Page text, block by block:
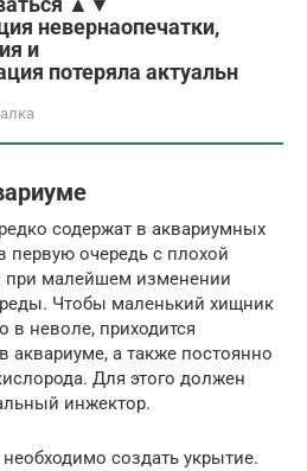
невернаопечатки,
и
потеряла актуальн
содержат в аквариумных
первую очередь с плохой
малейшем изменении
Чтобы маленький хищник
в неволе, приходится
аквариуме, а также постоянно
Для этого должен
инжектор.
создать укрытие.